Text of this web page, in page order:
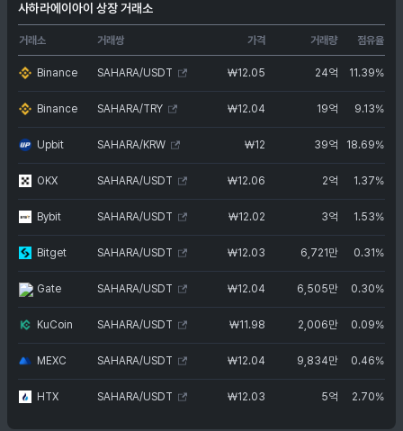
사하라에이아이 상장 거래소
거래소 거래쌍 가격 거래량 점유율
Binance SAHARA/USDT ₩12.05 24억 11.39%
Binance SAHARA/TRY ₩12.04 19억 9.13%
Upbit SAHARA/KRW ₩12 39억 18.69%
OKX SAHARA/USDT ₩12.06 2억 1.37%
Bybit SAHARA/USDT ₩12.02 3억 1.53%
Bitget SAHARA/USDT ₩12.03 6,721만 0.31%
Gate SAHARA/USDT ₩12.04 6,505만 0.30%
KuCoin SAHARA/USDT ₩11.98 2,006만 0.09%
MEXC SAHARA/USDT ₩12.04 9,834만 0.46%
HTX SAHARA/USDT ₩12.03 5억 2.70%